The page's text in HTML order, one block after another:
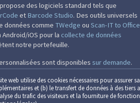
web utilise des cookies nécessaires pour
et (b) le transfert de données à des
du trafic des visiteurs et la fourniture de
des logiciels standard tels que
et Barcode Studio. Des outils universels
données comme TWedge ou Scan-IT to Office
iOS pour la collecte de données
notre portefeuille.
sont disponibles sur demande.